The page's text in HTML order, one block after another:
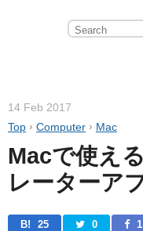
14 Feb 2017
Top › Computer › Mac
Macで使え
レーターア
B! 25 0 1